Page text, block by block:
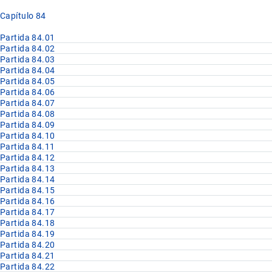
Capítulo 84
Partida 84.01
Partida 84.02
Partida 84.03
Partida 84.04
Partida 84.05
Partida 84.06
Partida 84.07
Partida 84.08
Partida 84.09
Partida 84.10
Partida 84.11
Partida 84.12
Partida 84.13
Partida 84.14
Partida 84.15
Partida 84.16
Partida 84.17
Partida 84.18
Partida 84.19
Partida 84.20
Partida 84.21
Partida 84.22